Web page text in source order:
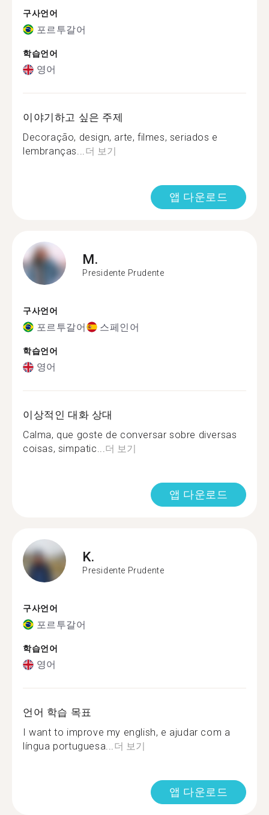
구사언어
포르투갈어
학습언어
영어
이야기하고 싶은 주제
Decoração, design, arte, filmes, seriados e
lembranças...더 보기
앱 다운로드
M.
Presidente Prudente
구사언어
포르투갈어 스페인어
학습언어
영어
이상적인 대화 상대
Calma, que goste de conversar sobre diversas
coisas, simpatic...더 보기
앱 다운로드
K.
Presidente Prudente
구사언어
포르투갈어
학습언어
영어
언어 학습 목표
I want to improve my english, e ajudar com a
língua portuguesa...더 보기
앱 다운로드